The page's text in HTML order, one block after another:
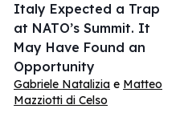
Italy Expected a Trap
at NATO’s Summit. It
May Have Found an
Opportunity
Gabriele Natalizia e Matteo
Mazziotti di Celso